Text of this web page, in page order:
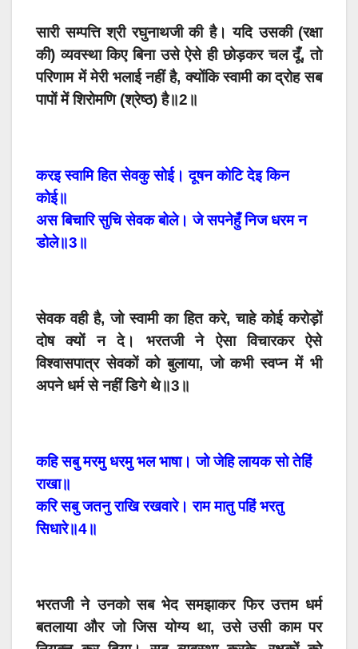
सारी सम्पत्ति श्री रघुनाथजी की है। यदि उसकी (रक्षा
की) व्यवस्था किए बिना उसे ऐसे ही छोड़कर चल दूँ, तो
परिणाम में मेरी भलाई नहीं है, क्योंकि स्वामी का द्रोह सब
पापों में शिरोमणि (श्रेष्ठ) है॥2॥
करइ स्वामि हित सेवकु सोई। दूषन कोटि देइ किन
कोई॥
अस बिचारि सुचि सेवक बोले। जे सपनेहुँ निज धरम न
डोले॥3॥
सेवक वही है, जो स्वामी का हित करे, चाहे कोई करोड़ों
दोष क्यों न दे। भरतजी ने ऐसा विचारकर ऐसे
विश्वासपात्र सेवकों को बुलाया, जो कभी स्वप्न में भी
अपने धर्म से नहीं डिगे थे॥3॥
कहि सबु मरमु धरमु भल भाषा। जो जेहि लायक सो तेहिं
राखा॥
करि सबु जतनु राखि रखवारे। राम मातु पहिं भरतु
सिधारे॥4॥
भरतजी ने उनको सब भेद समझाकर फिर उत्तम धर्म
बतलाया और जो जिस योग्य था, उसे उसी काम पर